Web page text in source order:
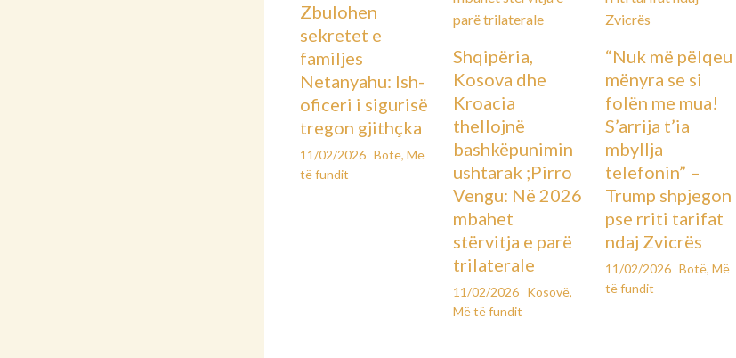
Zbulohen
sekretet e
familjes
Netanyahu: Ish-
oficeri i sigurisë
tregon gjithçka
11/02/2026 Botë, Më
të fundit
Shqipëria,
Kosova dhe
Kroacia
thellojnë
bashkëpunimin
ushtarak ;Pirro
Vengu: Në 2026
mbahet
stërvitja e parë
trilaterale
11/02/2026 Kosovë,
Më të fundit
“Nuk më pëlqeu
mënyra se si
folën me mua!
S’arrija t’ia
mbyllja
telefonin” –
Trump shpjegon
pse rriti tarifat
ndaj Zvicrës
11/02/2026 Botë,Më
të fundit